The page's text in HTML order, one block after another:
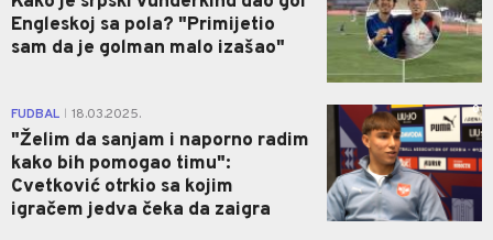
Engleskoj sa pola? "Primijetio
sam da je golman malo izašao"
FUDBAL 18.03.2025.
"Želim da sanjam i naporno radim
kako bih pomogao timu":
Cvetković otrkio sa kojim
igračem jedva čeka da zaigra
0